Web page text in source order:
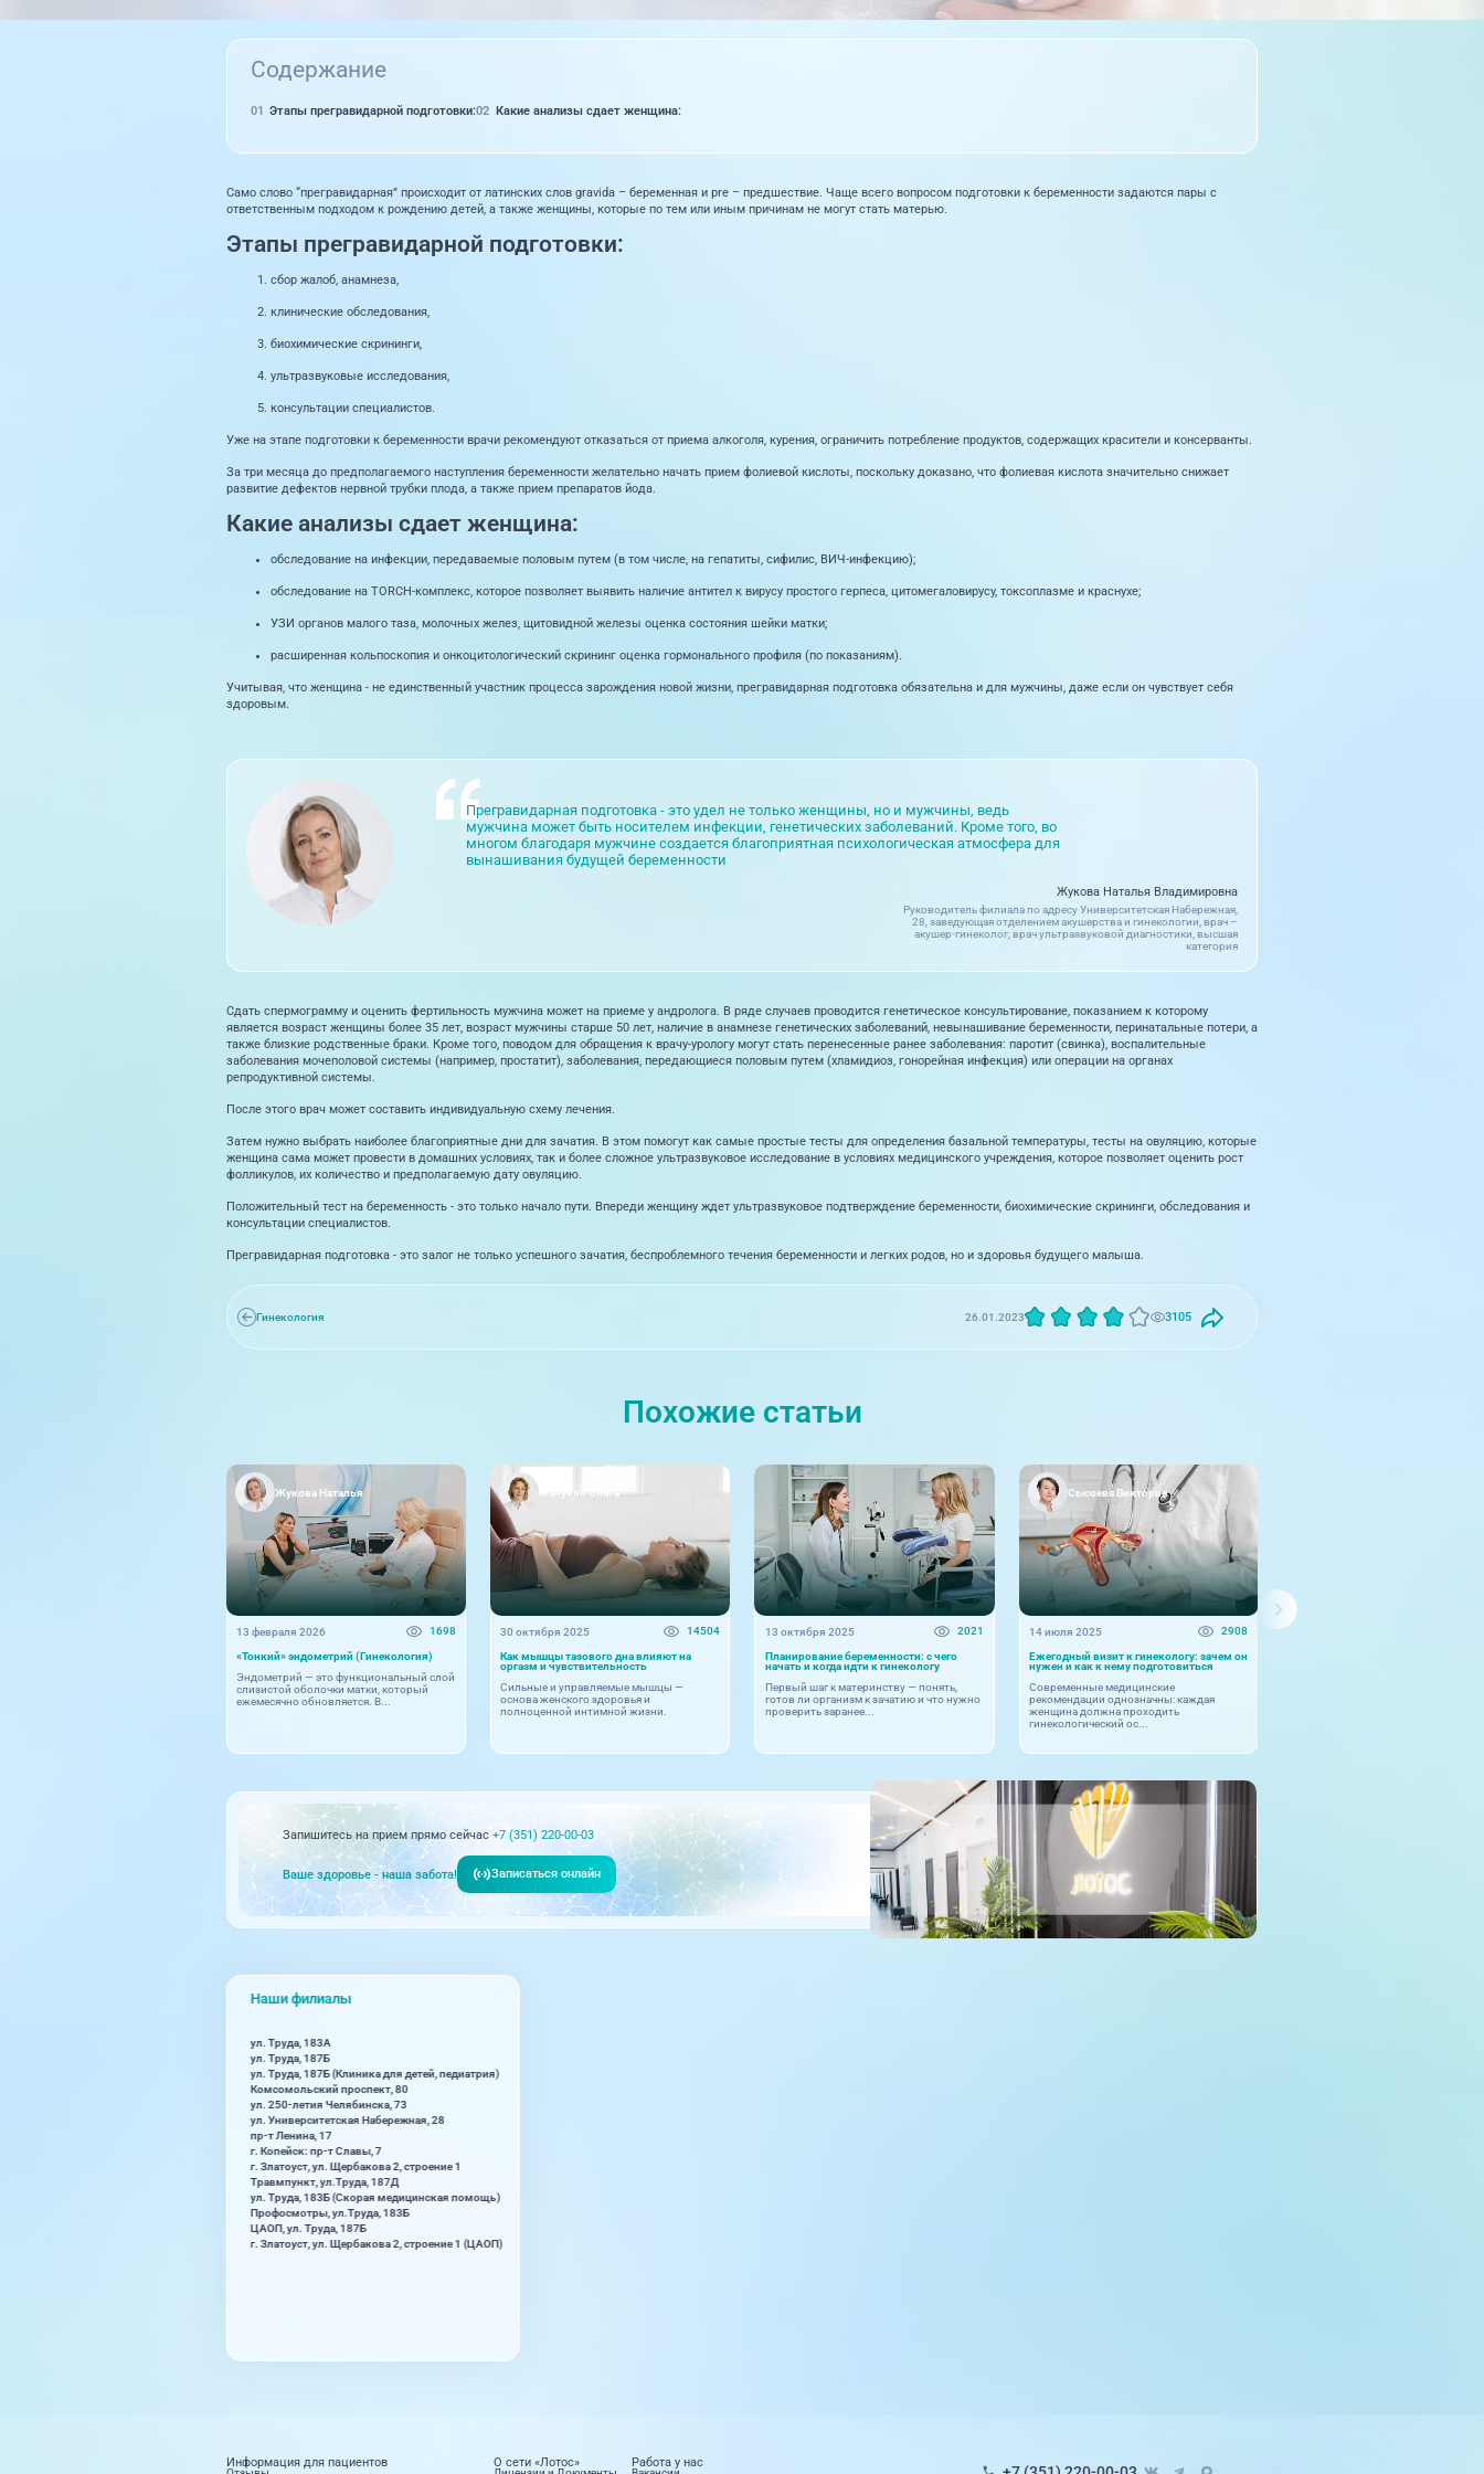
Содержание
Этапы прегравидарной подготовки: Какие анализы сдает женщина:
Само слово “прегравидарная” происходит от латинских слов gravida – беременная и pre – предшествие. Чаще всего вопросом подготовки к беременности задаются пары с
ответственным подходом к рождению детей, а также женщины, которые по тем или иным причинам не могут стать матерью.
Этапы прегравидарной подготовки:
сбор жалоб, анамнеза,
клинические обследования,
биохимические скрининги,
ультразвуковые исследования,
консультации специалистов.
Уже на этапе подготовки к беременности врачи рекомендуют отказаться от приема алкоголя, курения, ограничить потребление продуктов, содержащих красители и консерванты.
За три месяца до предполагаемого наступления беременности желательно начать прием фолиевой кислоты, поскольку доказано, что фолиевая кислота значительно снижает
развитие дефектов нервной трубки плода, а также прием препаратов йода.
Какие анализы сдает женщина:
обследование на инфекции, передаваемые половым путем (в том числе, на гепатиты, сифилис, ВИЧ-инфекцию);
обследование на TORCH-комплекс, которое позволяет выявить наличие антител к вирусу простого герпеса, цитомегаловирусу, токсоплазме и краснухе;
УЗИ органов малого таза, молочных желез, щитовидной железы оценка состояния шейки матки;
расширенная кольпоскопия и онкоцитологический скрининг оценка гормонального профиля (по показаниям).
Учитывая, что женщина - не единственный участник процесса зарождения новой жизни, прегравидарная подготовка обязательна и для мужчины, даже если он чувствует себя
здоровым.
Прегравидарная подготовка - это удел не только женщины, но и мужчины, ведь
мужчина может быть носителем инфекции, генетических заболеваний. Кроме того, во
многом благодаря мужчине создается благоприятная психологическая атмосфера для
вынашивания будущей беременности
Жукова Наталья Владимировна
Руководитель филиала по адресу Университетская Набережная,
28, заведующая отделением акушерства и гинекологии, врач –
акушер-гинеколог, врач ультразвуковой диагностики, высшая
категория
Сдать спермограмму и оценить фертильность мужчина может на приеме у андролога. В ряде случаев проводится генетическое консультирование, показанием к которому
является возраст женщины более 35 лет, возраст мужчины старше 50 лет, наличие в анамнезе генетических заболеваний, невынашивание беременности, перинатальные потери, а
также близкие родственные браки. Кроме того, поводом для обращения к врачу-урологу могут стать перенесенные ранее заболевания: паротит (свинка), воспалительные
заболевания мочеполовой системы (например, простатит), заболевания, передающиеся половым путем (хламидиоз, гонорейная инфекция) или операции на органах
репродуктивной системы.
После этого врач может составить индивидуальную схему лечения.
Затем нужно выбрать наиболее благоприятные дни для зачатия. В этом помогут как самые простые тесты для определения базальной температуры, тесты на овуляцию, которые
женщина сама может провести в домашних условиях, так и более сложное ультразвуковое исследование в условиях медицинского учреждения, которое позволяет оценить рост
фолликулов, их количество и предполагаемую дату овуляцию.
Положительный тест на беременность - это только начало пути. Впереди женщину ждет ультразвуковое подтверждение беременности, биохимические скрининги, обследования и
консультации специалистов.
Прегравидарная подготовка - это залог не только успешного зачатия, беспроблемного течения беременности и легких родов, но и здоровья будущего малыша.
Гинекология 26.01.2023 3105
Похожие статьи
Жукова Наталья
13 февраля 2026 1698
«Тонкий» эндометрий (Гинекология)
Эндометрий — это функциональный слой
слизистой оболочки матки, который
ежемесячно обновляется. В...
Манукян Ольга
30 октября 2025 14504
Как мышцы тазового дна влияют на
оргазм и чувствительность
Сильные и управляемые мышцы —
основа женского здоровья и
полноценной интимной жизни.
13 октября 2025 2021
Планирование беременности: с чего
начать и когда идти к гинекологу
Первый шаг к материнству — понять,
готов ли организм к зачатию и что нужно
проверить заранее...
Сысоева Виктория
14 июля 2025 2908
Ежегодный визит к гинекологу: зачем он
нужен и как к нему подготовиться
Современные медицинские
рекомендации однозначны: каждая
женщина должна проходить
гинекологический ос...
Запишитесь на прием прямо сейчас+7 (351) 220-00-03
Ваше здоровье - наша забота! Записаться онлайн
Наши филиалы
ул. Труда, 183А
ул. Труда, 187Б
ул. Труда, 187Б (Клиника для детей, педиатрия)
Комсомольский проспект, 80
ул. 250-летия Челябинска, 73
ул. Университетская Набережная, 28
пр-т Ленина, 17
г. Копейск: пр-т Славы, 7
г. Златоуст, ул. Щербакова 2, строение 1
Травмпункт, ул.Труда, 187Д
ул. Труда, 183Б (Скорая медицинская помощь)
Профосмотры, ул.Труда, 183Б
ЦАОП, ул. Труда, 187Б
г. Златоуст, ул. Щербакова 2, строение 1 (ЦАОП)
Информация для пациентов О сети «Лотос» Работа у нас